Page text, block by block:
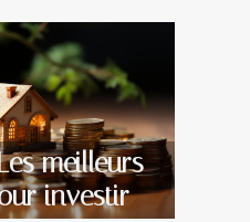
meilleurs
investir